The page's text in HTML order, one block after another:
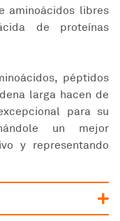
aminoácidos libres
de proteínas
péptidos
larga hacen de
para su
un mejor
y representando